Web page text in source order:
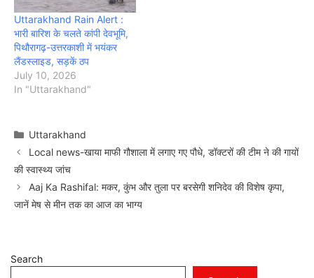
Uttarakhand Rain Alert :
भारी बारिश के चलते कांपी देवभूमि,
पिथौरागढ़-उत्तरकाशी में भयंकर
लैंडस्लाइड, सड़कें ठप
July 10, 2026
In "Uttarakhand"
Categories
Uttarakhand
Local news-खाया माफी गौशाला में लगाए गए पौधे, डॉक्टरों की टीम ने की गायों
की स्वास्थ्य जांच
Aaj Ka Rashifal: मकर, कुंभ और तुला पर बरसेगी शनिदेव की विशेष कृपा,
जानें मेष से मीन तक का आज का भाग्य
Search